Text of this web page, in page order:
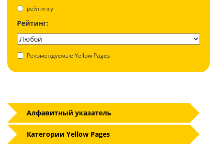
рейтингу
Рейтинг:
Рекомендуемые Yellow Pages
Алфавитный указатель
Категории Yellow Pages